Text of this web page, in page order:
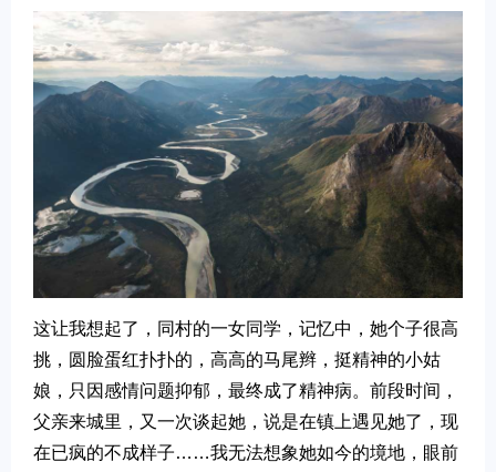
这让我想起了，同村的一女同学，记忆中，她个子很高
挑，圆脸蛋红扑扑的，高高的马尾辫，挺精神的小姑
娘，只因感情问题抑郁，最终成了精神病。前段时间，
父亲来城里，又一次谈起她，说是在镇上遇见她了，现
在已疯的不成样子……我无法想象她如今的境地，眼前